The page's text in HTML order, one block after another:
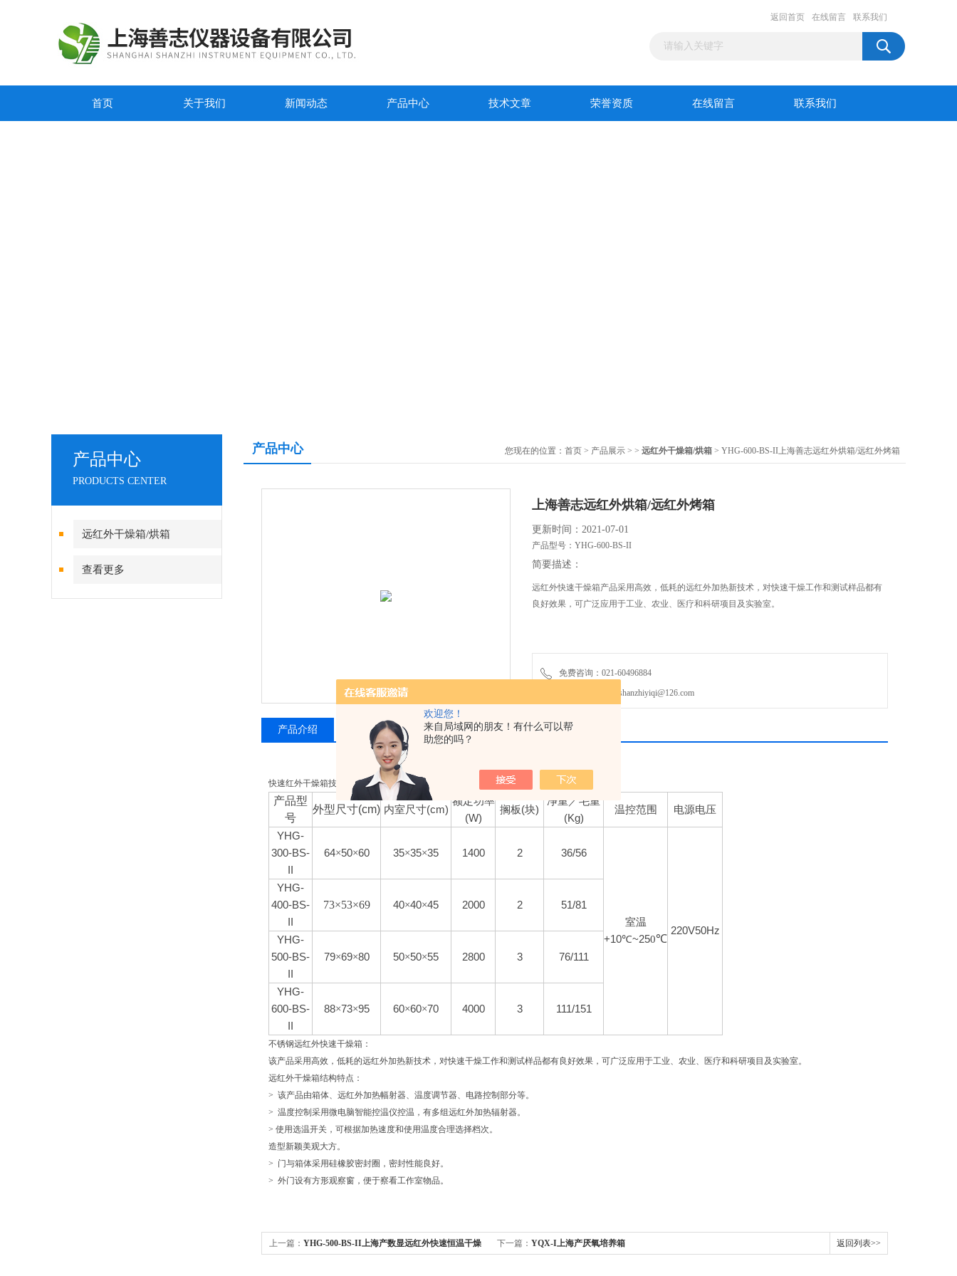
欢迎您！
来自局域网的朋友！有什么可以帮
助您的吗？
返回首页 在线留言 联系我们
首页 关于我们 新闻动态 产品中心 技术文章 荣誉资质 在线留言 联系我们
产品中心
PRODUCTS CENTER
远红外干燥箱/烘箱
查看更多
产品中心 您现在的位置： 首页 > 产品展示 > > 远红外干燥箱/烘箱 > YHG-600-BS-II上海善志远红外烘箱/远红外烤箱
上海善志远红外烘箱/远红外烤箱
更新时间：2021-07-01
产品型号： YHG-600-BS-II
简要描述：
远红外快速干燥箱产品采用高效，低耗的远红外加热新技术，对快速干燥工作和测试样品都有
良好效果，可广泛应用于工业、农业、医疗和科研项目及实验室。
免费咨询：021-60496884
发邮件给我们：shanzhiyiqi@126.com
产品介绍 相关产品 留言询价
快速红外干燥箱技术参数
产品型
号
外型尺寸(cm) 内室尺寸(cm)
额定功率
(W)
搁板(块)
净重／毛重
(Kg)
温控范围 电源电压
YHG-
300-BS-
64×50×60 35×35×35 1400 2 36/56
室温
+10℃~250℃
220V50Hz
YHG-
400-BS-
73×53×69 40×40×45 2000 2 51/81
YHG-
500-BS-
79×69×80 50×50×55 2800 3 76/111
YHG-
600-BS-
88×73×95 60×60×70 4000 3 111/151
不锈钢远红外快速干燥箱：
该产品采用高效，低耗的远红外加热新技术，对快速干燥工作和测试样品都有良好效果，可广泛应用于工业、农业、医疗和科研项目及实验室。
远红外干燥箱结构特点：
> 该产品由箱体、远红外加热幅射器、温度调节器、电路控制部分等。
> 温度控制采用微电脑智能控温仪控温，有多组远红外加热辐射器。
> 使用选温开关，可根据加热速度和使用温度合理选择档次。
造型新颖美观大方。
> 门与箱体采用硅橡胶密封圈，密封性能良好。
> 外门设有方形观察窗，便于察看工作室物品。
上一篇： YHG-500-BS-II上海产数显远红外快速恒温干燥 下一篇： YQX-I上海产厌氧培养箱 返回列表>>